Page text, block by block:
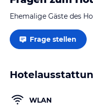
Ehemalige Gäste des
Frage stellen
WLAN